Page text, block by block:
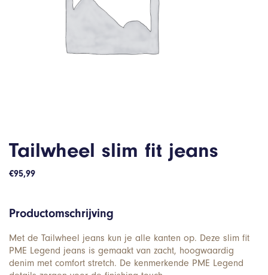
Tailwheel slim fit jeans
€95,99
Productomschrijving
Met de Tailwheel jeans kun je alle kanten op. Deze slim fit
PME Legend jeans is gemaakt van zacht, hoogwaardig
denim met comfort stretch. De kenmerkende PME Legend